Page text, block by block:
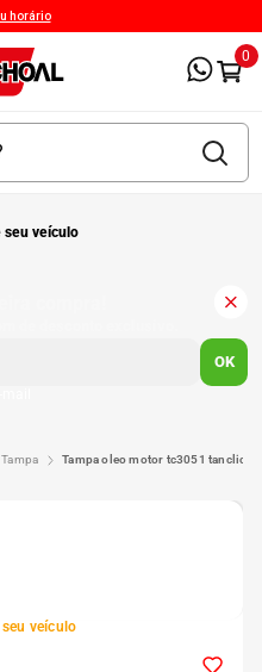
horário
0
seu veículo
OK
tampa tampa oleo motor tc3051 tanclick
veículo